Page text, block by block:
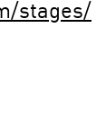
stages/